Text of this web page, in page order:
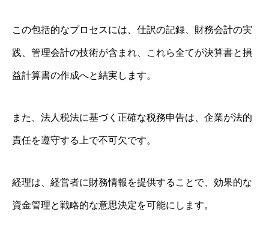
この包括的なプロセスには、仕訳の記録、財務会計の実
践、管理会計の技術が含まれ、これら全てが決算書と損
益計算書の作成へと結実します。
また、法人税法に基づく正確な税務申告は、企業が法的
責任を遵守する上で不可欠です。
経理は、経営者に財務情報を提供することで、効果的な
資金管理と戦略的な意思決定を可能にします。